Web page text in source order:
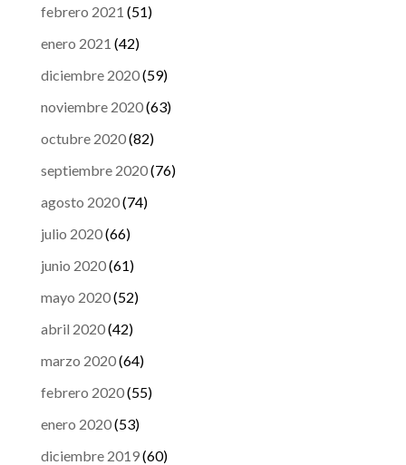
febrero 2021 (51)
enero 2021 (42)
diciembre 2020(59)
noviembre 2020(63)
octubre 2020(82)
septiembre 2020(76)
agosto 2020(74)
julio 2020(66)
junio 2020(61)
mayo 2020(52)
abril 2020(42)
marzo 2020(64)
febrero 2020(55)
enero 2020(53)
diciembre 2019(60)